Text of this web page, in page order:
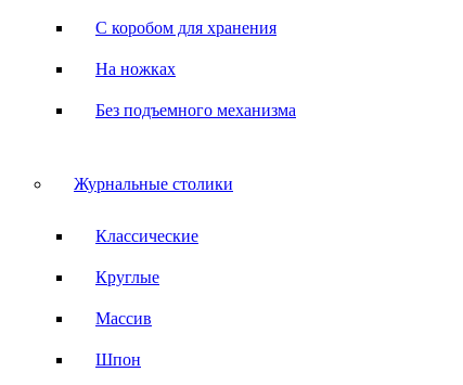
С коробом для хранения
На ножках
Без подъемного механизма
Журнальные столики
Классические
Круглые
Массив
Шпон